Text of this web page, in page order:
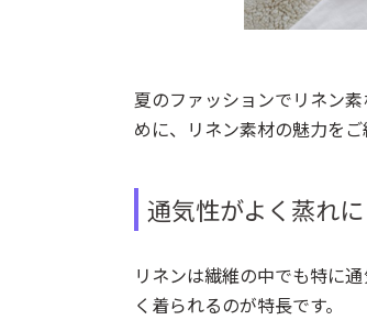
夏のファッションでリネン
めに、リネン素材の魅力をご
通気性がよく蒸れ
リネンは繊維の中でも特に
く着られるのが特長です。